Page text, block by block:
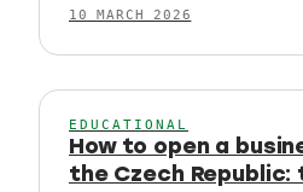
10 MARCH 2026
EDUCATIONAL
How to open a
the Czech